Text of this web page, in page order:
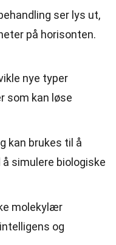
ser lys ut,
på horisonten.
nye typer
som kan løse
kan brukes til å
simulere biologiske
molekylær
og